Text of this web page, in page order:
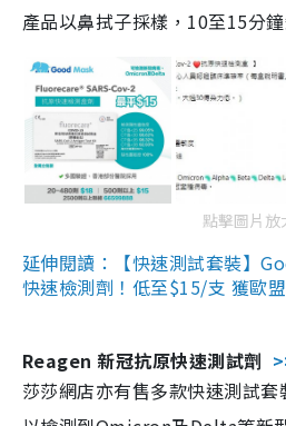
產品以鼻拭子採樣，10至15分鐘
點擊圖片放
延伸閱讀：【快速測試套裝】
快速檢測劑！低至$15/支 獲歐
Reagen 新冠抗原快速測試劑
莎莎網店亦有售多款快速測試